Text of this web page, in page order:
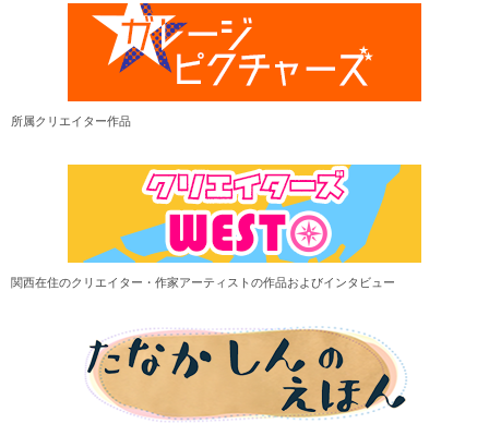
所属クリエイター作品
関西在住のクリエイター・作家アーティストの作品およびインタビュー